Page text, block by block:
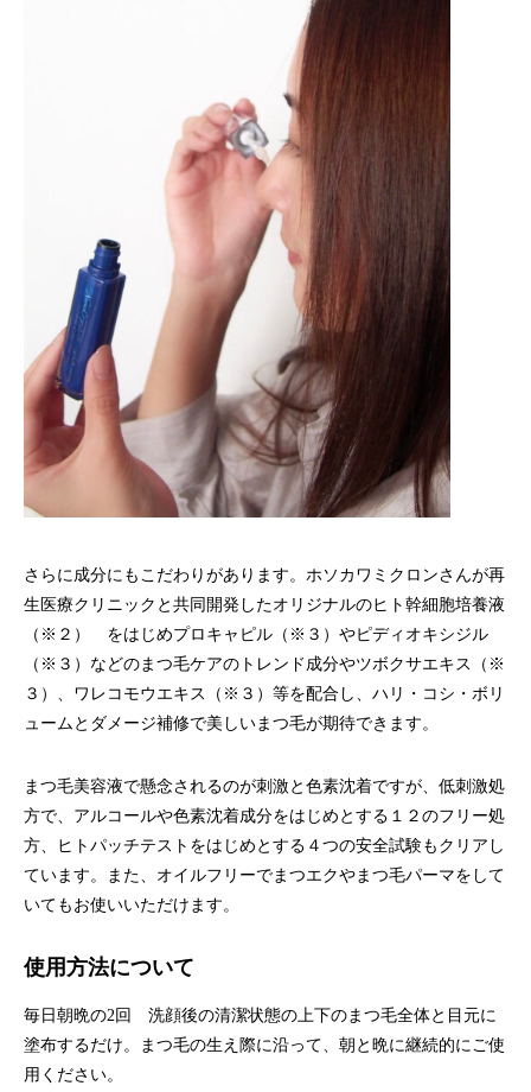
さらに成分にもこだわりがあります。ホソカワミクロンさんが再
生医療クリニックと共同開発したオリジナルのヒト幹細胞培養液
（※２） をはじめプロキャピル（※３）やピディオキシジル
（※３）などのまつ毛ケアのトレンド成分やツボクサエキス（※
３）、ワレコモウエキス（※３）等を配合し、ハリ・コシ・ボリ
ュームとダメージ補修で美しいまつ毛が期待できます。
まつ毛美容液で懸念されるのが刺激と色素沈着ですが、低刺激処
方で、アルコールや色素沈着成分をはじめとする１２のフリー処
方、ヒトパッチテストをはじめとする４つの安全試験もクリアし
ています。また、オイルフリーでまつエクやまつ毛パーマをして
いてもお使いいただけます。
使用方法について
毎日朝晩の2回 洗顔後の清潔状態の上下のまつ毛全体と目元に
塗布するだけ。まつ毛の生え際に沿って、朝と晩に継続的にご使
用ください。